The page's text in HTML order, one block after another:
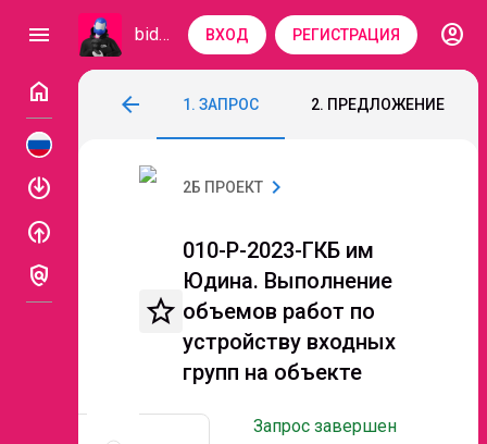
menu bidzaar ВХОД РЕГИСТРАЦИЯ
account_circle
home
enable
enable
policy
arrow_back
010-Р-2023-ГКБ им Юдина.
1. ЗАПРОС 2. ПРЕДЛОЖЕНИЕ
2Б ПРОЕКТ chevron_right
star_border
010-Р-2023-ГКБ им
Юдина. Выполнение
объемов работ по
устройству входных
групп на объекте
Запрос завершен